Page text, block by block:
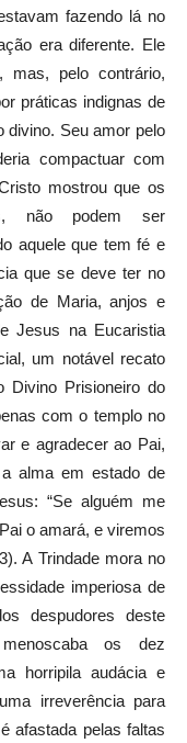
fazendo lá no
era diferente. Ele
mas, pelo contrário,
práticas indignas de
divino. Seu amor pelo
compactuar com
mostrou que os
não podem ser
aquele que tem fé e
que se deve ter no
de Maria, anjos e
Jesus na Eucaristia
um notável recato
Divino Prisioneiro do
com o templo no
e agradecer ao Pai,
alma em estado de
“Se alguém me
o amará, e viremos
A Trindade mora no
imperiosa de
despudores deste
os dez
horripila audácia e
irreverência para
afastada pelas faltas